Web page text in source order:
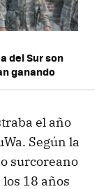
del Sur son
ganando
el año
Según la
surcoreano
18 años